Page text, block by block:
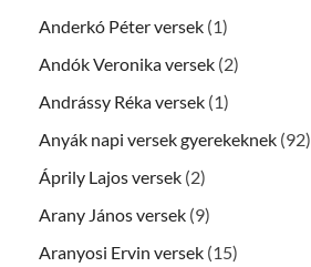
Anderkó Péter versek (1)
Andók Veronika versek (2)
Andrássy Réka versek (1)
Anyák napi versek gyerekeknek (92)
Áprily Lajos versek (2)
Arany János versek (9)
Aranyosi Ervin versek (15)